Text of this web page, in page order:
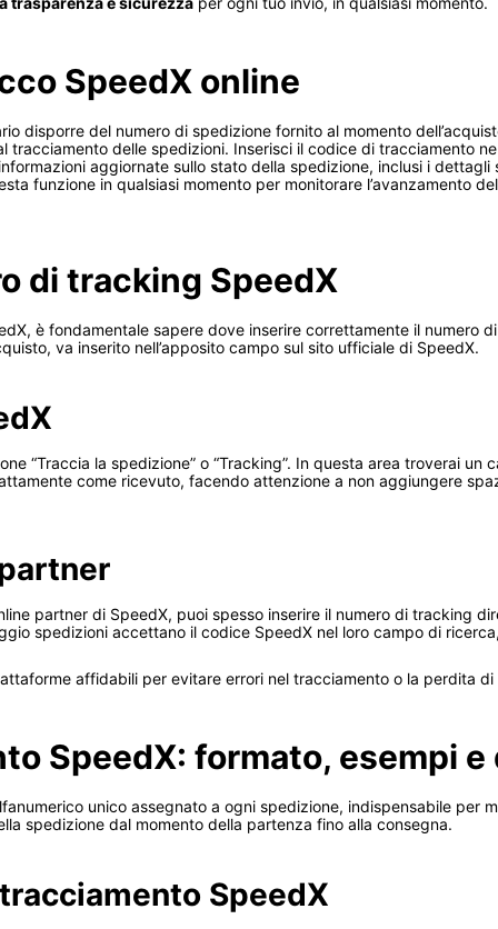
SpeedX online
disporre del numero di spedizione fornito al momento
delle spedizioni. Inserisci il codice di tracciamento
aggiornate sullo stato della spedizione, inclusi i
funzione in qualsiasi momento per monitorare l’avanzamento
di tracking SpeedX
è fondamentale sapere dove inserire correttamente il numero
va inserito nell’apposito campo sul sito ufficiale di SpeedX.
“Traccia la spedizione” o “Tracking”. In questa area troverai
come ricevuto, facendo attenzione a non aggiungere
partner di SpeedX, puoi spesso inserire il numero di tracking
spedizioni accettano il codice SpeedX nel loro campo di
affidabili per evitare errori nel tracciamento o la perdita
SpeedX: formato, esempi
unico assegnato a ogni spedizione, indispensabile per
spedizione dal momento della partenza fino alla consegna.
SpeedX